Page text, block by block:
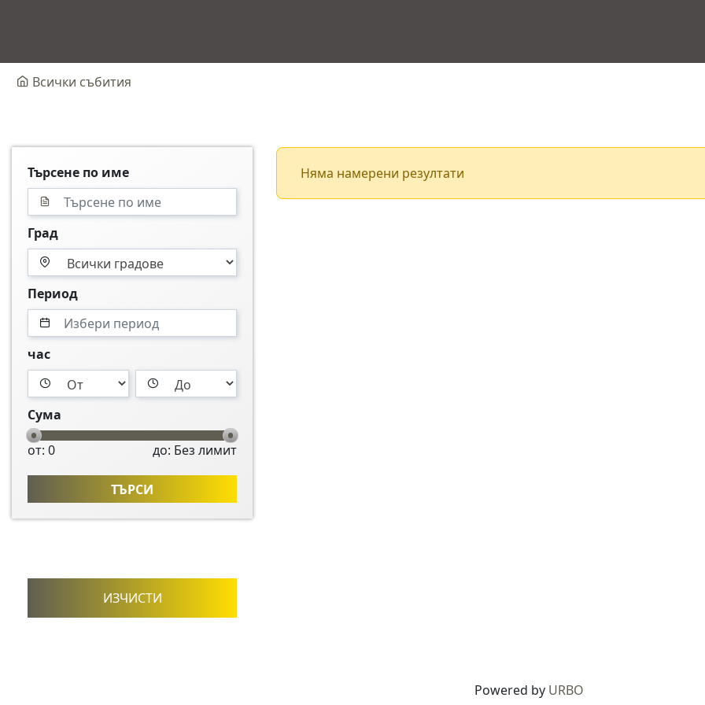
Всички събития
Търсене по име
Град
Период
час
Сума
от: 0 до: Без лимит
ТЪРСИ
ИЗЧИСТИ
Няма намерени резултати
Powered by URBO